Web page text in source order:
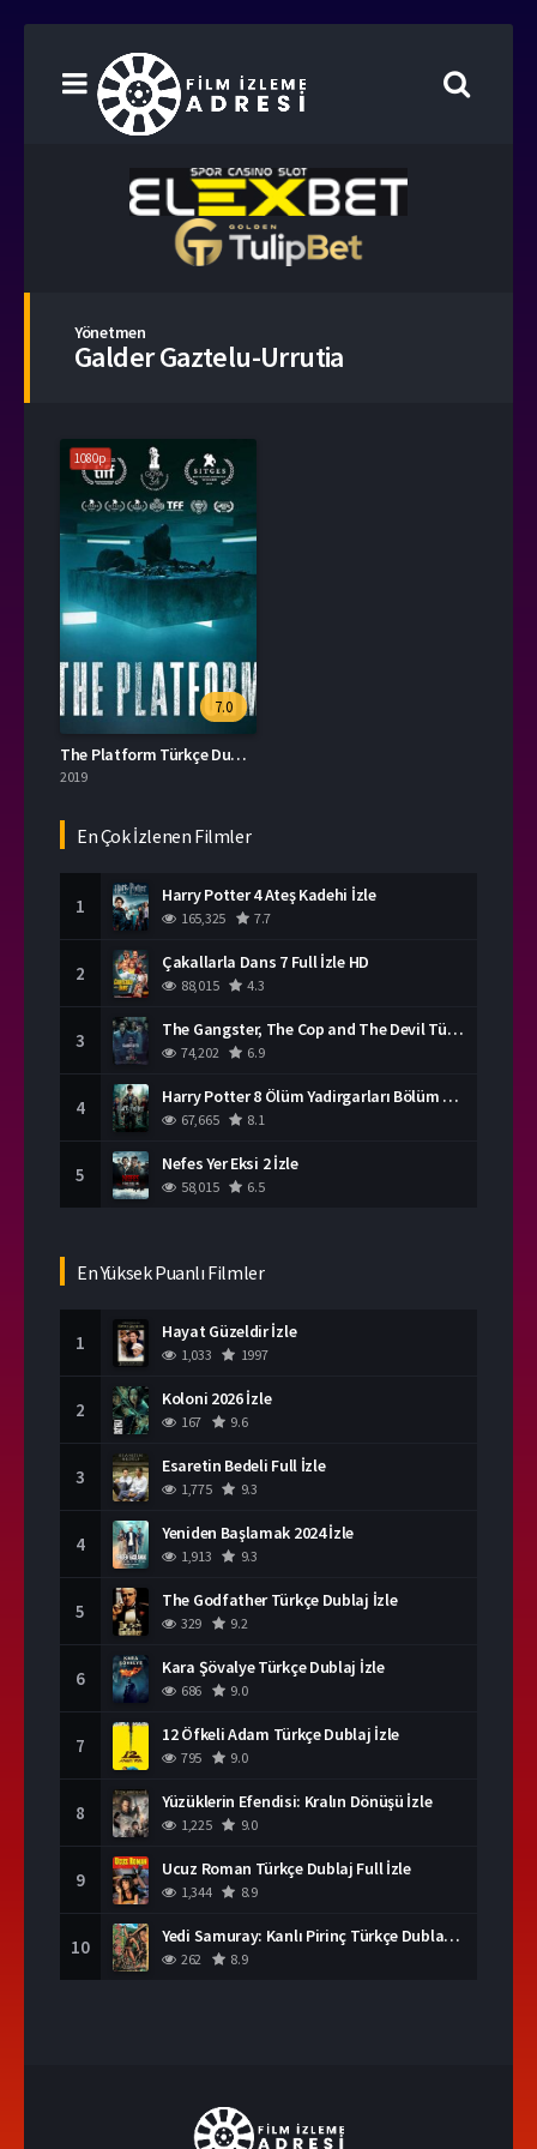
Yönetmen
Galder Gaztelu-Urrutia
1080p
7.0
The Platform Türkçe Dublaj
2019
En Çok İzlenen Filmler
1 Harry Potter 4 Ateş Kadehi İzle
165,325 7.7
2 Çakallarla Dans 7 Full İzle HD
88,015 4.3
3 The Gangster, The Cop and The Devil Türkçe Dublaj İzle
74,202 6.9
4 Harry Potter 8 Ölüm Yadirgarları Bölüm 2 İzle
67,665 8.1
5 Nefes Yer Eksi 2 İzle
58,015 6.5
En Yüksek Puanlı Filmler
1 Hayat Güzeldir İzle
1,033 1997
2 Koloni 2026 İzle
167 9.6
3 Esaretin Bedeli Full İzle
1,775 9.3
4 Yeniden Başlamak 2024 İzle
1,913 9.3
5 The Godfather Türkçe Dublaj İzle
329 9.2
6 Kara Şövalye Türkçe Dublaj İzle
686 9.0
7 12 Öfkeli Adam Türkçe Dublaj İzle
795 9.0
8 Yüzüklerin Efendisi: Kralın Dönüşü İzle
1,225 9.0
9 Ucuz Roman Türkçe Dublaj Full İzle
1,344 8.9
10 Yedi Samuray: Kanlı Pirinç Türkçe Dublaj İzle
262 8.9